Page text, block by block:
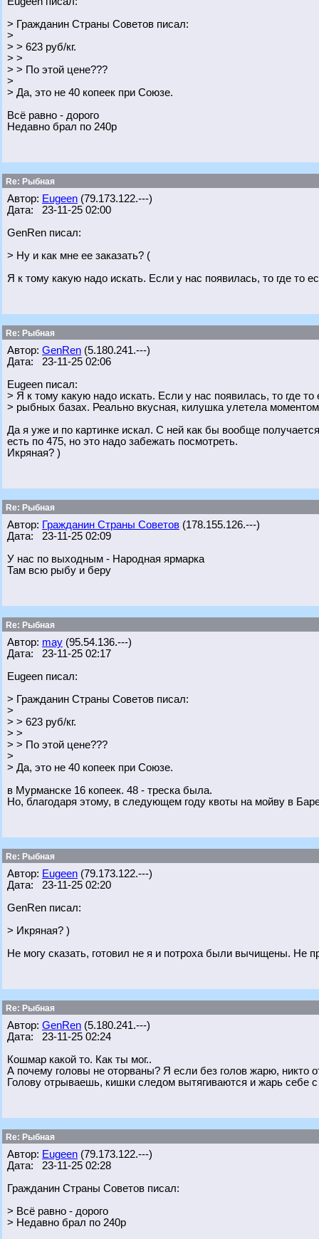
> Гражданин Страны Советов писал:
>
> > 623 руб/кг.
> >
> > По этой цене???
>
> Да, это не 40 копеек при Союзе.
Всё равно - дорого
Недавно брал по 240р
Re: Рыбная
Автор: Eugeen (79.173.122.---)
Дата: 23-11-25 02:00
GenRen писал:
> Ну и как мне ее заказать? (
Я к тому какую надо искать. Если у нас появилась, то где то
Re: Рыбная
Автор: GenRen (5.180.241.---)
Дата: 23-11-25 02:06
Eugeen писал:
> Я к тому какую надо искать. Если у нас появилась, то где то
> рыбных базах. Реально вкусная, килушка улетела
Да я уже и по картинке искал. С ней как бы вообще
есть по 475, но это надо забежать посмотреть.
Икряная? )
Re: Рыбная
Автор: Гражданин Страны Советов (178.155.126.---)
Дата: 23-11-25 02:09
У нас по выходным - Народная ярмарка
Там всю рыбу и беру
Re: Рыбная
Автор: may (95.54.136.---)
Дата: 23-11-25 02:17
Eugeen писал:
> Гражданин Страны Советов писал:
>
> > 623 руб/кг.
> >
> > По этой цене???
>
> Да, это не 40 копеек при Союзе.
в Мурманске 16 копеек. 48 - треска была.
Но, благодаря этому, в следующем году квоты на мойву в
Re: Рыбная
Автор: Eugeen (79.173.122.---)
Дата: 23-11-25 02:20
GenRen писал:
> Икряная? )
Не могу сказать, готовил не я и потроха были вычищены. Не
Re: Рыбная
Автор: GenRen (5.180.241.---)
Дата: 23-11-25 02:24
Кошмар какой то. Как ты мог..
А почему головы не оторваны? Я если без голов жарю, никто
Голову отрываешь, кишки следом вытягиваются и жарь себе
Re: Рыбная
Автор: Eugeen (79.173.122.---)
Дата: 23-11-25 02:28
Гражданин Страны Советов писал:
> Всё равно - дорого
> Недавно брал по 240р